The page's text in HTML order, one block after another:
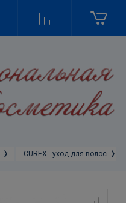
CUREX - уход для волос